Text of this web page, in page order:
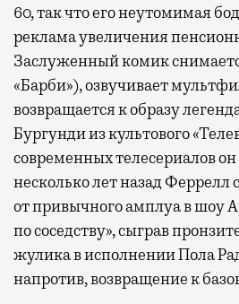
60, так что его неутомимая
реклама увеличения
Заслуженный комик
«Барби»), озвучивает
возвращается к образу
Бургунди из культового
современных телесериалов
несколько лет назад Феррелл
от привычного амплуа в шоу
по соседству», сыграв
жулика в исполнении Пола
напротив, возвращение к